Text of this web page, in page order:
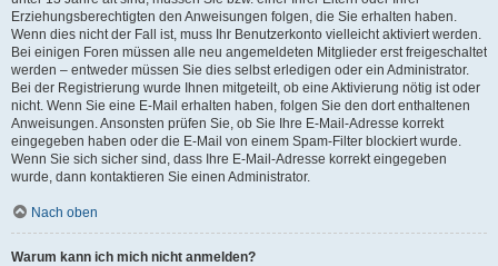
Erziehungsberechtigten den Anweisungen folgen, die Sie erhalten haben.
Wenn dies nicht der Fall ist, muss Ihr Benutzerkonto vielleicht aktiviert werden.
Bei einigen Foren müssen alle neu angemeldeten Mitglieder erst freigeschaltet
werden – entweder müssen Sie dies selbst erledigen oder ein Administrator.
Bei der Registrierung wurde Ihnen mitgeteilt, ob eine Aktivierung nötig ist oder
nicht. Wenn Sie eine E-Mail erhalten haben, folgen Sie den dort enthaltenen
Anweisungen. Ansonsten prüfen Sie, ob Sie Ihre E-Mail-Adresse korrekt
eingegeben haben oder die E-Mail von einem Spam-Filter blockiert wurde.
Wenn Sie sich sicher sind, dass Ihre E-Mail-Adresse korrekt eingegeben
wurde, dann kontaktieren Sie einen Administrator.
Nach oben
Warum kann ich mich nicht anmelden?